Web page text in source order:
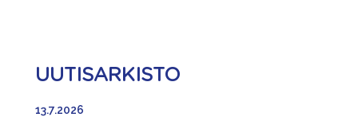
UUTISARKISTO
13.7.2026